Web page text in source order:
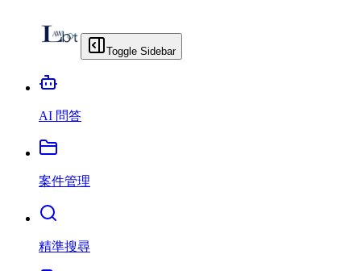
Toggle Sidebar
AI 問答
案件管理
精準搜尋